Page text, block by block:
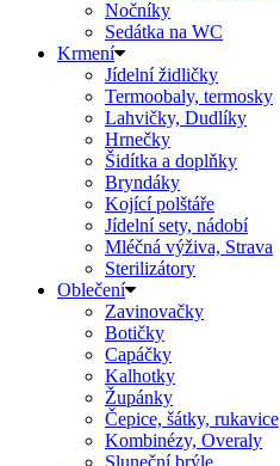
Nočníky
Sedátka na WC
Krmení
Jídelní židličky
Termoobaly, termosky
Lahvičky, Dudlíky
Hrnečky
Šidítka a doplňky
Bryndáky
Kojící polštáře
Jídelní sety, nádobí
Mléčná výživa, Strava
Sterilizátory
Oblečení
Zavinovačky
Botičky
Capáčky
Kalhotky
Župánky
Čepice, šátky, rukavice
Kombinézy, Overaly
Sluneční brýle